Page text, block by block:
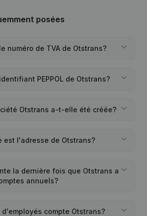
posées
numéro de TVA de Otstrans?
PEPPOL de Otstrans?
Otstrans a-t-elle été créée?
est l'adresse de Otstrans?
la dernière fois que Otstrans a
annuels?
d'employés compte Otstrans?